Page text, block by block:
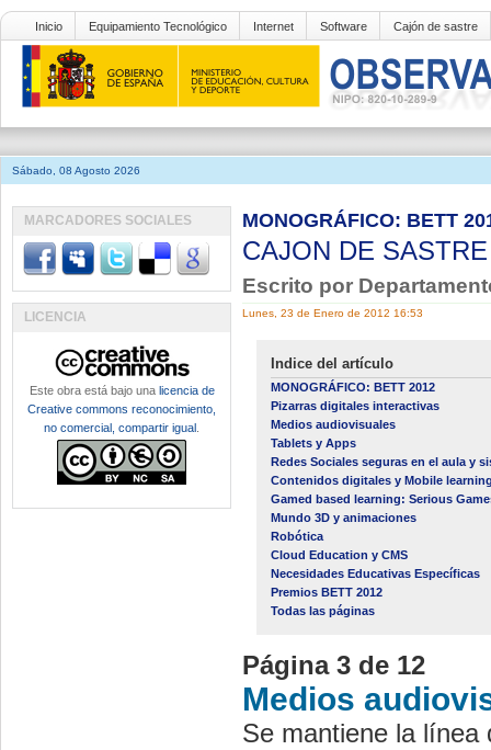
Inicio Equipamiento Tecnológico Internet Software Cajón de sastre
Sábado, 08 Agosto 2026
MONOGRÁFICO: BETT
CAJON DE
Escrito por
Lunes, 23 de Enero de 2012 16:53
Indice del artículo
MONOGRÁFICO: BETT 2012
Pizarras digitales interactivas
Medios audiovisuales
Tablets y Apps
Redes Sociales seguras en el aula y
Contenidos digitales y Mobile
Gamed based learning: Serious
Mundo 3D y animaciones
Robótica
Cloud Education y CMS
Necesidades Educativas Específicas
Premios BETT 2012
Todas las páginas
Página 3 de 12
Medios
Se mantiene la línea
MARCADORES SOCIALES
LICENCIA
Este obra está bajo una licencia de
Creative commons reconocimiento,
no comercial, compartir igual